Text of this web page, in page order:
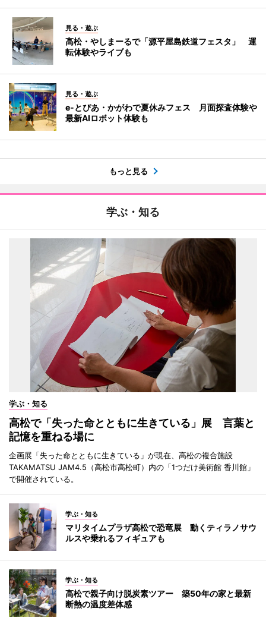
見る・遊ぶ
高松・やしまーるで「源平屋島鉄道フェスタ」 運
転体験やライブも
見る・遊ぶ
e-とぴあ・かがわで夏休みフェス 月面探査体験や
最新AIロボット体験も
もっと見る
学ぶ・知る
学ぶ・知る
高松で「失った命とともに生きている」展 言葉と
記憶を重ねる場に
企画展「失った命とともに生きている」が現在、高松の複合施設
TAKAMATSU JAM4.5（高松市高松町）内の「1つだけ美術館 香川館」
で開催されている。
学ぶ・知る
マリタイムプラザ高松で恐竜展 動くティラノサウ
ルスや乗れるフィギュアも
学ぶ・知る
高松で親子向け脱炭素ツアー 築50年の家と最新
断熱の温度差体感